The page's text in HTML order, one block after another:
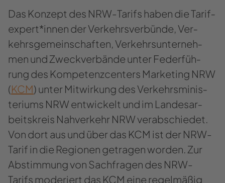
Das Kon­zept des NRW-​Tarifs haben die Ta­rif­
ex­pert*innen der Ver­kehrs­ver­bün­de, Ver­
kehrs­ge­mein­schaf­ten, Ver­kehrs­un­ter­neh­
men und Zweck­ver­bän­de unter Fe­der­füh­
rung des Kom­pe­tenz­cen­ters Mar­ke­ting NRW
(KCM) unter Mit­wir­kung des Ver­kehrs­mi­nis­
te­ri­ums NRW ent­wi­ckelt und im Lan­des­ar­
beits­kreis Nah­ver­kehr NRW ver­ab­schie­det.
Von dort aus und über das KCM ist der NRW-​
Tarif in die Re­gio­nen ge­tra­gen wor­den. Zur
Ab­stim­mung von Sach­fra­gen des NRW-​
Tarifs mo­de­riert das KCM eine re­gel­mä­ßig